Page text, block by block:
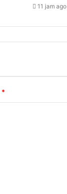
11 jam ago
*